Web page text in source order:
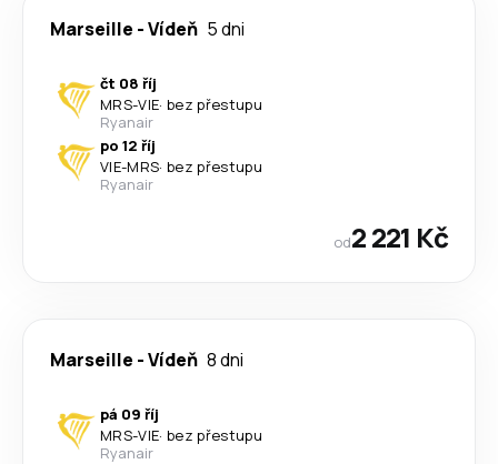
Marseille -Vídeň 5 dni
čt 08 říj
MRS-VIE· bez přestupu
Ryanair
po 12 říj
VIE-MRS· bez přestupu
Ryanair
od2 221 Kč
Marseille -Vídeň 8 dni
pá 09 říj
MRS-VIE· bez přestupu
Ryanair